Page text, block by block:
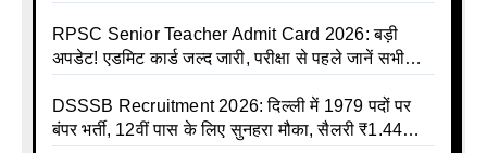
RPSC Senior Teacher Admit Card 2026: बड़ी
अपडेट! एडमिट कार्ड जल्द जारी, परीक्षा से पहले जानें सभी
DSSSB Recruitment 2026: दिल्ली में 1979 पदों पर
बंपर भर्ती, 12वीं पास के लिए सुनहरा मौका, सैलरी ₹1.44